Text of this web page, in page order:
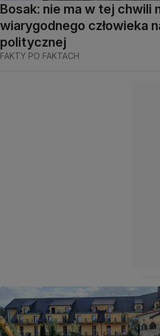
Bosak: nie ma w tej chwili
wiarygodnego człowieka
politycznej
FAKTY PO FAKTACH